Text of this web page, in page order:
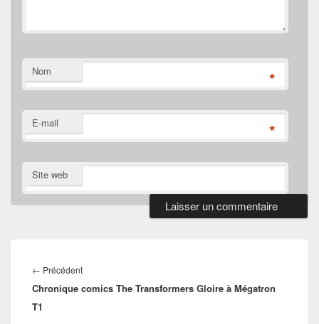
Nom *
E-mail *
Site web
de
l’article
← PrécédentArticle
précédent :
Chronique comics The Transformers Gloire à Mégatron
T1